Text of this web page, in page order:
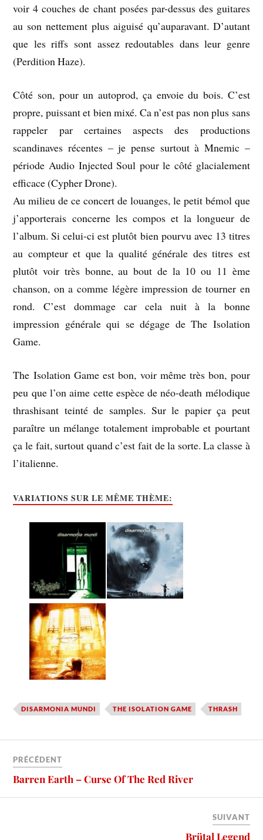
voir 4 couches de chant posées par-dessus des guitares
au son nettement plus aiguisé qu’auparavant. D’autant
que les riffs sont assez redoutables dans leur genre
(Perdition Haze).
Côté son, pour un autoprod, ça envoie du bois. C’est
propre, puissant et bien mixé. Ca n’est pas non plus sans
rappeler par certaines aspects des productions
scandinaves récentes – je pense surtout à Mnemic –
période Audio Injected Soul pour le côté glacialement
efficace (Cypher Drone).
Au milieu de ce concert de louanges, le petit bémol que
j’apporterais concerne les compos et la longueur de
l’album. Si celui-ci est plutôt bien pourvu avec 13 titres
au compteur et que la qualité générale des titres est
plutôt voir très bonne, au bout de la 10 ou 11 ème
chanson, on a comme légère impression de tourner en
rond. C’est dommage car cela nuit à la bonne
impression générale qui se dégage de The Isolation
Game.
The Isolation Game est bon, voir même très bon, pour
peu que l’on aime cette espèce de néo-death mélodique
thrashisant teinté de samples. Sur le papier ça peut
paraître un mélange totalement improbable et pourtant
ça le fait, surtout quand c’est fait de la sorte. La classe à
l’italienne.
VARIATIONS SUR LE MÊME THÈME:
DISARMONIA MUNDI THE ISOLATION GAME THRASH
PRÉCÉDENT
Barren Earth – Curse Of The Red River
SUIVANT
Brütal Legend